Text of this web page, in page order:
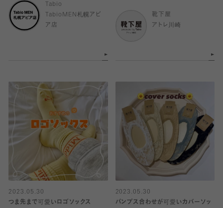
Tabio
TabioMEN札幌アピ
ア店
靴下屋
アトレ川崎
2023.05.30
つま先まで可愛いロゴソックス
2023.05.30
パンプス合わせが可愛いカバーソッ